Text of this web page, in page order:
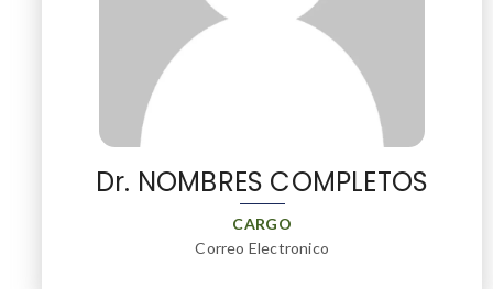
Dr. NOMBRES COMPLETOS
CARGO
Correo Electronico